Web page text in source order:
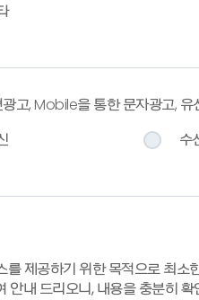
고, Mobile을 통한 문자광고,
수
제공하기 위한 목적으로 최소
안내 드리오니, 내용을 충분히